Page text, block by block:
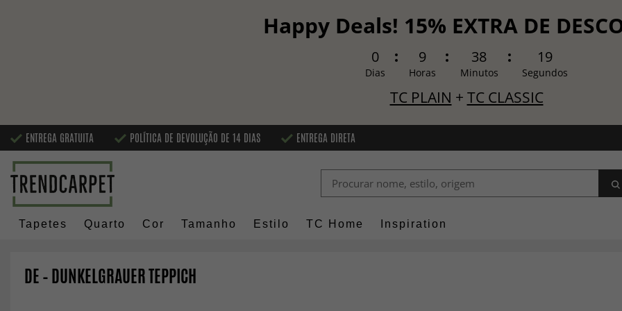
Happy Deals! 15% EXTRA DE
0
Dias
9
Horas
38
Minutos
17
Segundos
TC PLAIN + TC CLASSIC
ENTREGA GRATUITA POLÍTICA DE DEVOLUÇÃO DE 14 DIAS ENTREGA DIRETA
Tapetes Quarto Cor Tamanho Estilo TC Home Inspiration
DE – DUNKELGRAUER TEPPICH